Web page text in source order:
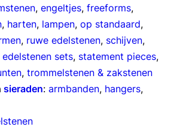
, engeltjes, freeforms,
, harten, lampen, op standaard,
, ruwe edelstenen, schijven,
edelstenen sets, statement pieces,
, trommelstenen & zakstenen
sieraden: armbanden, hangers,